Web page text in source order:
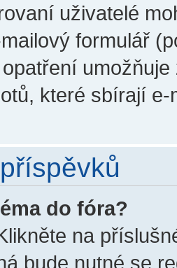
uživatelé
formulář
opatření
které sbírají e-
do fóra?
na
bude nutné se